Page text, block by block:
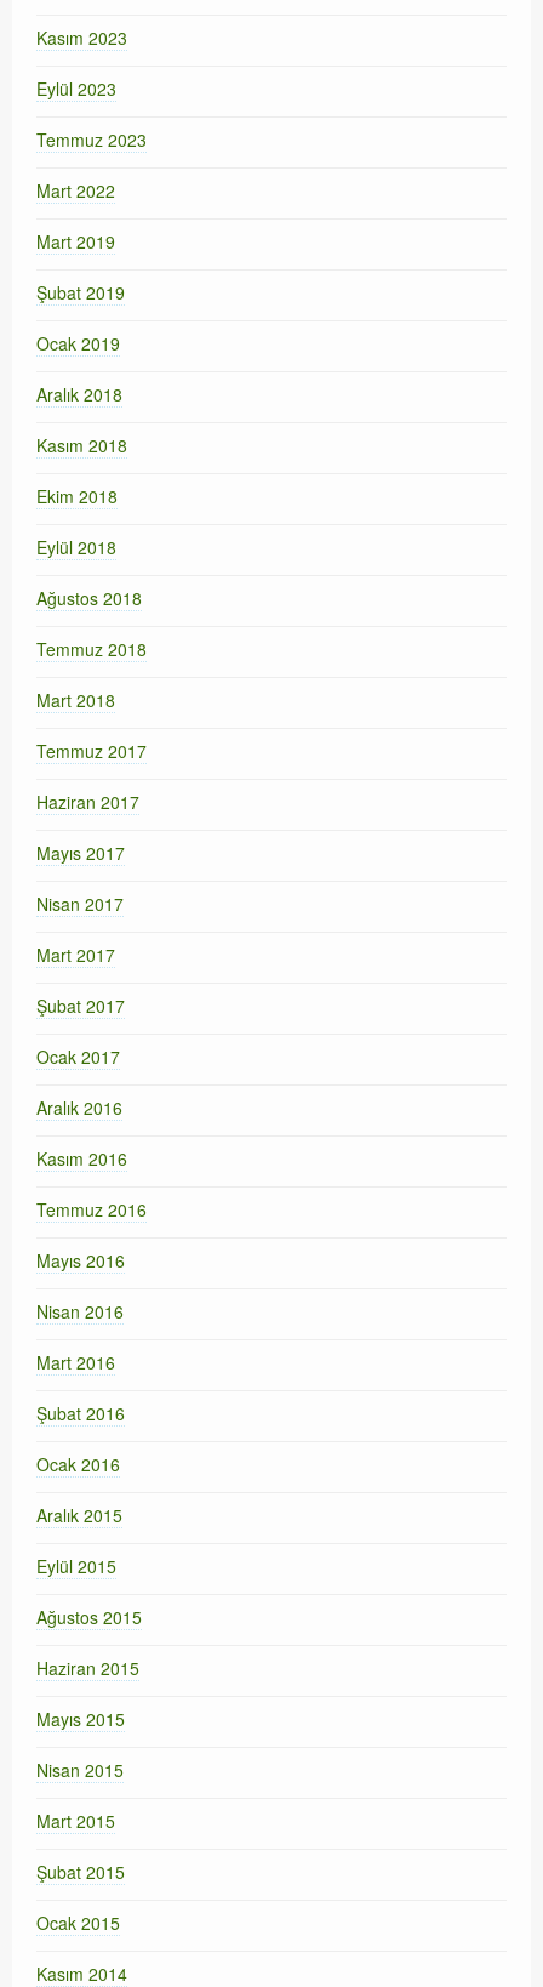
Kasım 2023
Eylül 2023
Temmuz 2023
Mart 2022
Mart 2019
Şubat 2019
Ocak 2019
Aralık 2018
Kasım 2018
Ekim 2018
Eylül 2018
Ağustos 2018
Temmuz 2018
Mart 2018
Temmuz 2017
Haziran 2017
Mayıs 2017
Nisan 2017
Mart 2017
Şubat 2017
Ocak 2017
Aralık 2016
Kasım 2016
Temmuz 2016
Mayıs 2016
Nisan 2016
Mart 2016
Şubat 2016
Ocak 2016
Aralık 2015
Eylül 2015
Ağustos 2015
Haziran 2015
Mayıs 2015
Nisan 2015
Mart 2015
Şubat 2015
Ocak 2015
Kasım 2014